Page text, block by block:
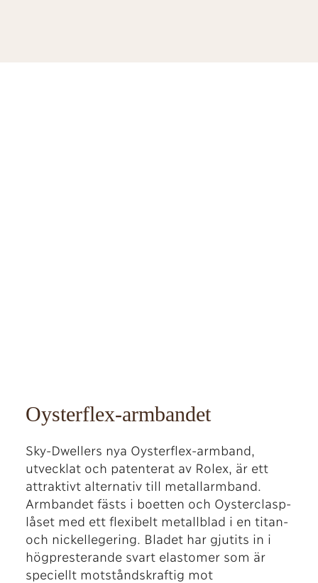
Oysterflex-armbandet
Sky-Dwellers nya Oysterflex-armband,
utvecklat och patenterat av Rolex, är ett
attraktivt alternativ till metallarmband.
Armbandet fästs i boetten och Oysterclasp-
låset med ett flexibelt metallblad i en titan-
och nickellegering. Bladet har gjutits in i
högpresterande svart elastomer som är
speciellt motståndskraftig mot